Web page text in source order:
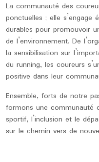
La communauté des
ponctuelles ; elle s’engage
durables pour promouvoir
de l’environnement. De
la sensibilisation sur
du running, les coureurs
positive dans leur
Ensemble, forts de notre
formons une communauté
sportif, l’inclusion et le
sur le chemin vers de